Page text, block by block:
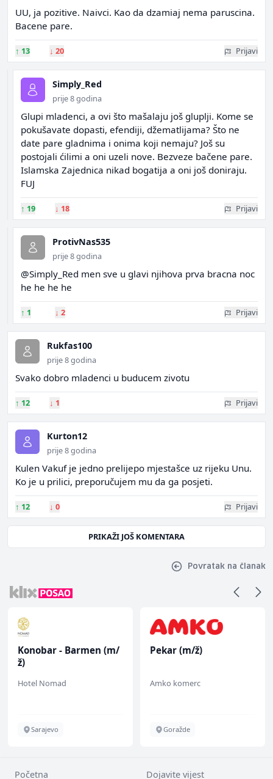
UU, ja pozitive. Naivci. Kao da dzamiaj nema paruscina.
Bacene pare.
↑ 13 ↓ 20 Prijavi
Simply_Red
prije 8 godina
Glupi mladenci, a ovi što mašalaju još gluplji. Kome se
pokušavate dopasti, efendiji, džematlijama? Što ne
date pare gladnima i onima koji nemaju? Još su
postojali ćilimi a oni uzeli nove. Bezveze bačene pare.
Islamska Zajednica nikad bogatija a oni još doniraju.
FUJ
↑ 19 ↓ 18 Prijavi
ProtivNas535
prije 8 godina
@Simply_Red men sve u glavi njihova prva bracna noc
he he he he
↑ 1 ↓ 2 Prijavi
Rukfas100
prije 8 godina
Svako dobro mladenci u buducem zivotu
↑ 12 ↓ 1 Prijavi
Kurton12
prije 8 godina
Kulen Vakuf je jedno prelijepo mjestašce uz rijeku Unu.
Ko je u prilici, preporučujem mu da ga posjeti.
↑ 12 ↓ 0 Prijavi
PRIKAŽI JOŠ KOMENTARA
Povratak na članak
Konobar - Barmen (m/
ž)
Hotel Nomad
Sarajevo
Pekar (m/ž)
Amko komerc
Goražde
Početna Dojavite vijest